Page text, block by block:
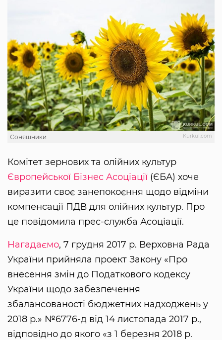
Kurkul.com
Соняшники
Комітет зернових та олійних культур
Європейської Бізнес Асоціації (ЄБА) хоче
виразити своє занепокоєння щодо відміни
компенсації ПДВ для олійних культур. Про
це повідомила прес-служба Асоціації.
Нагадаємо, 7 грудня 2017 р. Верховна Рада
України прийняла проект Закону «Про
внесення змін до Податкового кодексу
України щодо забезпечення
збалансованості бюджетних надходжень у
2018 р.» №6776-д від 14 листопада 2017 р.,
відповідно до якого «з 1 березня 2018 р.